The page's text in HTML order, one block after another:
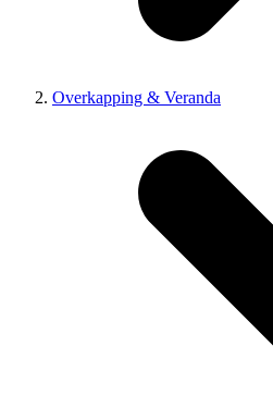
Overkapping & Veranda